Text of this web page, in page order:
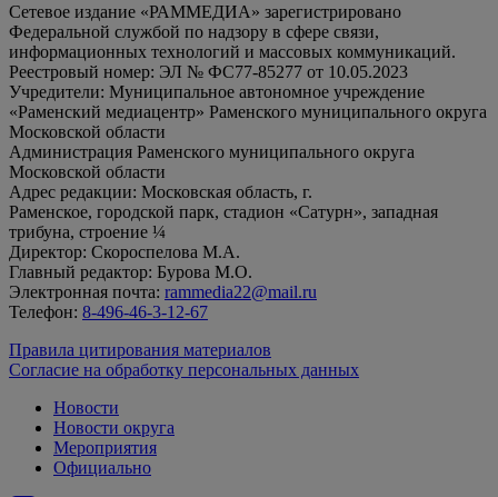
Сетевое издание «РАММЕДИА» зарегистрировано
Федеральной службой по надзору в сфере связи,
информационных технологий и массовых коммуникаций.
Реестровый номер: ЭЛ № ФС77-85277 от 10.05.2023
Учредители: Муниципальное автономное учреждение
«Раменский медиацентр» Раменского муниципального округа
Московской области
Администрация Раменского муниципального округа
Московской области
Адрес редакции: Московская область, г.
Раменское, городской парк, стадион «Сатурн», западная
трибуна, строение ¼
Директор: Скороспелова М.А.
Главный редактор: Бурова М.О.
Электронная почта: rammedia22@mail.ru
Телефон: 8-496-46-3-12-67
Правила цитирования материалов
Согласие на обработку персональных данных
Новости
Новости округа
Мероприятия
Официально